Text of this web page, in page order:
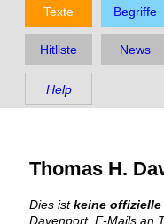
Texte Begriffe
Hitliste News
Help
Thomas H.
Dies istkeine offizielle
Davenport, E-Mails an